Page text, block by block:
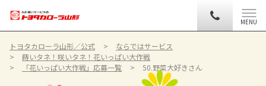
MENU
トヨタカローラ山形／公式
ならではサービス
蒔いタネ！咲いタネ！花いっぱい大作戦
「花いっぱい大作戦」応募一覧
50.野菜大好きさん